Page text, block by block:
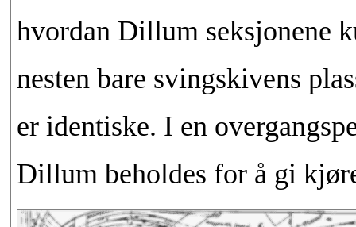
hvordan Dillum seksjonene
nesten bare svingskivens
er identiske. I en
Dillum beholdes for å gi